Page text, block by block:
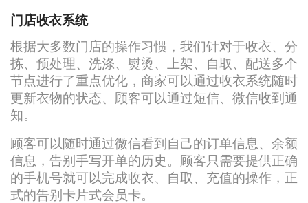
门店收衣系统
根据大多数门店的操作习惯，我们针对于收衣、分
拣、预处理、洗涤、熨烫、上架、自取、配送多个
节点进行了重点优化，商家可以通过收衣系统随时
更新衣物的状态、顾客可以通过短信、微信收到通
知。
顾客可以随时通过微信看到自己的订单信息、余额
信息，告别手写开单的历史。顾客只需要提供正确
的手机号就可以完成收衣、自取、充值的操作，正
式的告别卡片式会员卡。